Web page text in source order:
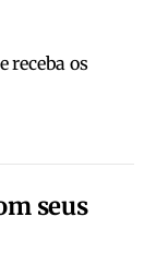
receba os
seus